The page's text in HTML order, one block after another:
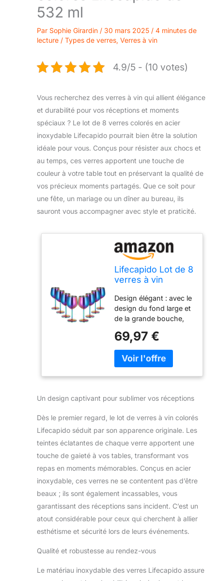
532 ml
Par Sophie Girardin / 30 mars 2025 / 4 minutes de
lecture / Types de verres, Verres à vin
4.9/5 - (10 votes)
Vous recherchez des verres à vin qui allient élégance
et durabilité pour vos réceptions et moments
spéciaux ? Le lot de 8 verres colorés en acier
inoxydable Lifecapido pourrait bien être la solution
idéale pour vous. Conçus pour résister aux chocs et
au temps, ces verres apportent une touche de
couleur à votre table tout en préservant la qualité de
vos précieux moments partagés. Que ce soit pour
une fête, un mariage ou un dîner au bureau, ils
sauront vous accompagner avec style et praticité.
Lifecapido Lot de 8
verres à vin
inoxydable de 532
ml avec brosse
pour fête, bureau,
mariage,
anniversaire de
mariage
Design élégant : avec le
design du fond large et
de la grande bouche,
en acier inoxydable
sont non seulement
stables et empêchent le
vin de se renverser,
mais permettent
fondre mieux avec l'air,
de boisson. Tige
élégante : la longue tige
de ces verres à vin
incassables est facile à
tenir, ce qui les rend
faciles à secouer pour
libérer l'arôme du vin et
nos mains peuvent
mieux isoler la
à vin métalliques, vous
apprécierez
original du vin rouge.
offrons une variété de
69,97 €
Un design captivant pour sublimer vos réceptions
Dès le premier regard, le lot de verres à vin colorés
Lifecapido séduit par son apparence originale. Les
teintes éclatantes de chaque verre apportent une
touche de gaieté à vos tables, transformant vos
repas en moments mémorables. Conçus en acier
inoxydable, ces verres ne se contentent pas d’être
beaux ; ils sont également incassables, vous
garantissant des réceptions sans incident. C’est un
atout considérable pour ceux qui cherchent à allier
esthétisme et sécurité lors de leurs événements.
Qualité et robustesse au rendez-vous
Le matériau inoxydable des verres Lifecapido assure